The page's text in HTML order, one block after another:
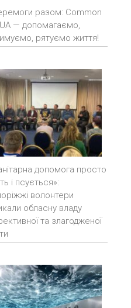
разом: Common
— допомагаємо,
рятуємо життя!
допомога просто
і псується»:
волонтери
обласну владу
та злагодженої